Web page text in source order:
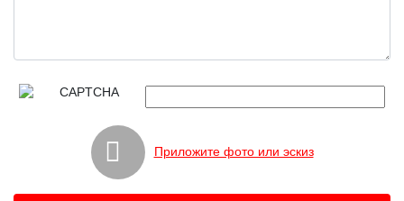
Приложите фото или эскиз